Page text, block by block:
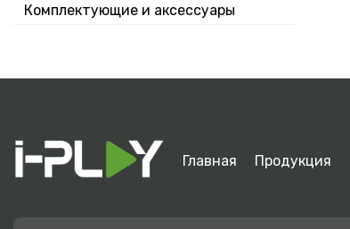
Комплектующие и аксессуары
Главная Продукция